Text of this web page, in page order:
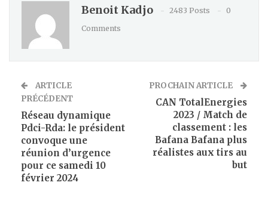
Benoit Kadjo 2483 Posts
0
Comments
ARTICLE
PRÉCÉDENT
Réseau dynamique
Pdci-Rda: le président
convoque une
réunion d’urgence
pour ce samedi 10
février 2024
PROCHAIN ARTICLE
CAN TotalEnergies
2023 / Match de
classement : les
Bafana Bafana plus
réalistes aux tirs au
but